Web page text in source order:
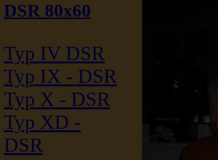
DSR 80x60
Typ IV DSR
Typ IX - DSR
Typ X - DSR
Typ XD -
DSR